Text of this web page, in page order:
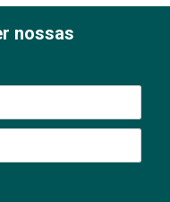
nossas